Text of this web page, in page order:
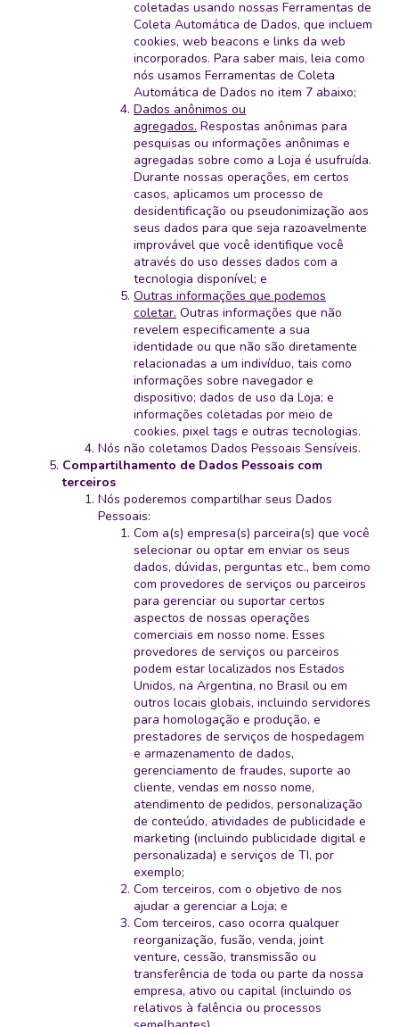
coletadas usando nossas Ferramentas de
Coleta Automática de Dados, que incluem
cookies, web beacons e links da web
incorporados. Para saber mais, leia como
nós usamos Ferramentas de Coleta
Automática de Dados no item 7 abaixo;
Dados anônimos ou
agregados. Respostas anônimas para
pesquisas ou informações anônimas e
agregadas sobre como a Loja é usufruída.
Durante nossas operações, em certos
casos, aplicamos um processo de
desidentificação ou pseudonimização aos
seus dados para que seja razoavelmente
improvável que você identifique você
através do uso desses dados com a
tecnologia disponível; e
Outras informações que podemos
coletar. Outras informações que não
revelem especificamente a sua
identidade ou que não são diretamente
relacionadas a um indivíduo, tais como
informações sobre navegador e
dispositivo; dados de uso da Loja; e
informações coletadas por meio de
cookies, pixel tags e outras tecnologias.
Nós não coletamos Dados Pessoais Sensíveis.
Compartilhamento de Dados Pessoais com
terceiros
Nós poderemos compartilhar seus Dados
Pessoais:
Com a(s) empresa(s) parceira(s) que você
selecionar ou optar em enviar os seus
dados, dúvidas, perguntas etc., bem como
com provedores de serviços ou parceiros
para gerenciar ou suportar certos
aspectos de nossas operações
comerciais em nosso nome. Esses
provedores de serviços ou parceiros
podem estar localizados nos Estados
Unidos, na Argentina, no Brasil ou em
outros locais globais, incluindo servidores
para homologação e produção, e
prestadores de serviços de hospedagem
e armazenamento de dados,
gerenciamento de fraudes, suporte ao
cliente, vendas em nosso nome,
atendimento de pedidos, personalização
de conteúdo, atividades de publicidade e
marketing (incluindo publicidade digital e
personalizada) e serviços de TI, por
exemplo;
Com terceiros, com o objetivo de nos
ajudar a gerenciar a Loja; e
Com terceiros, caso ocorra qualquer
reorganização, fusão, venda, joint
venture, cessão, transmissão ou
transferência de toda ou parte da nossa
empresa, ativo ou capital (incluindo os
relativos à falência ou processos